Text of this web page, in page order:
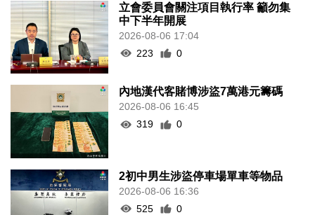
立會委員會關注項目執行率 籲勿集
中下半年開展
2026-08-06 17:04
223
0
內地漢代客賭博涉盜7萬港元籌碼
2026-08-06 16:45
319
0
2初中男生涉盜停車場單車等物品
2026-08-06 16:36
525
0